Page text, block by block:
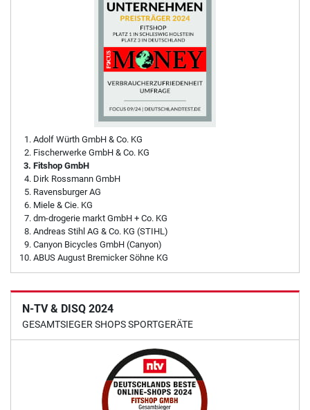
Adolf Würth GmbH & Co. KG
Fischerwerke GmbH & Co. KG
Fitshop GmbH
Dirk Rossmann GmbH
Ravensburger AG
Miele & Cie. KG
dm-drogerie markt GmbH + Co. KG
Andreas Stihl AG & Co. KG (STIHL)
Canyon Bicycles GmbH (Canyon)
ABUS August Bremicker Söhne KG
N-TV & DISQ 2024
GESAMTSIEGER SHOPS SPORTGERÄTE